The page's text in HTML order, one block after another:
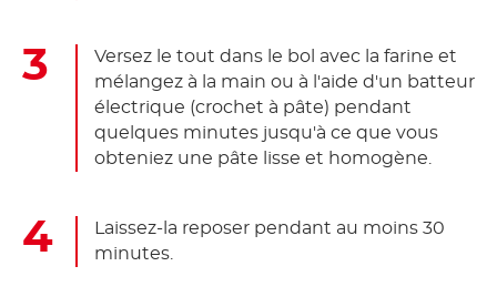
Versez le tout dans le bol avec la farine et
mélangez à la main ou à l'aide d'un batteur
électrique (crochet à pâte) pendant
quelques minutes jusqu'à ce que vous
obteniez une pâte lisse et homogène.
Laissez-la reposer pendant au moins 30
minutes.